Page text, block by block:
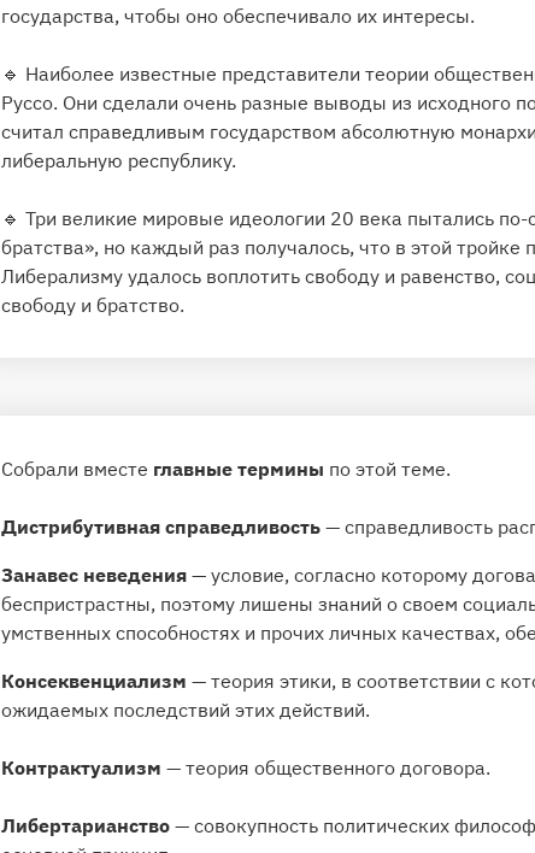
государства, чтобы оно обеспечивало их интересы.
🔹 Наиболее известные представители теории
Руссо. Они сделали очень разные выводы из исходного
считал справедливым государством абсолютную
либеральную республику.
🔹 Три великие мировые идеологии 20 века пытались
братства», но каждый раз получалось, что в этой
Либерализму удалось воплотить свободу и равенство,
свободу и братство.
Собрали вместе главные термины по этой теме.
Дистрибутивная справедливость — справедливость
Занавес неведения — условие, согласно которому
беспристрастны, поэтому лишены знаний о своем
умственных способностях и прочих личных качествах,
Консеквенциализм — теория этики, в соответствии с
ожидаемых последствий этих действий.
Контрактуализм — теория общественного договора.
Либертарианство — совокупность политических